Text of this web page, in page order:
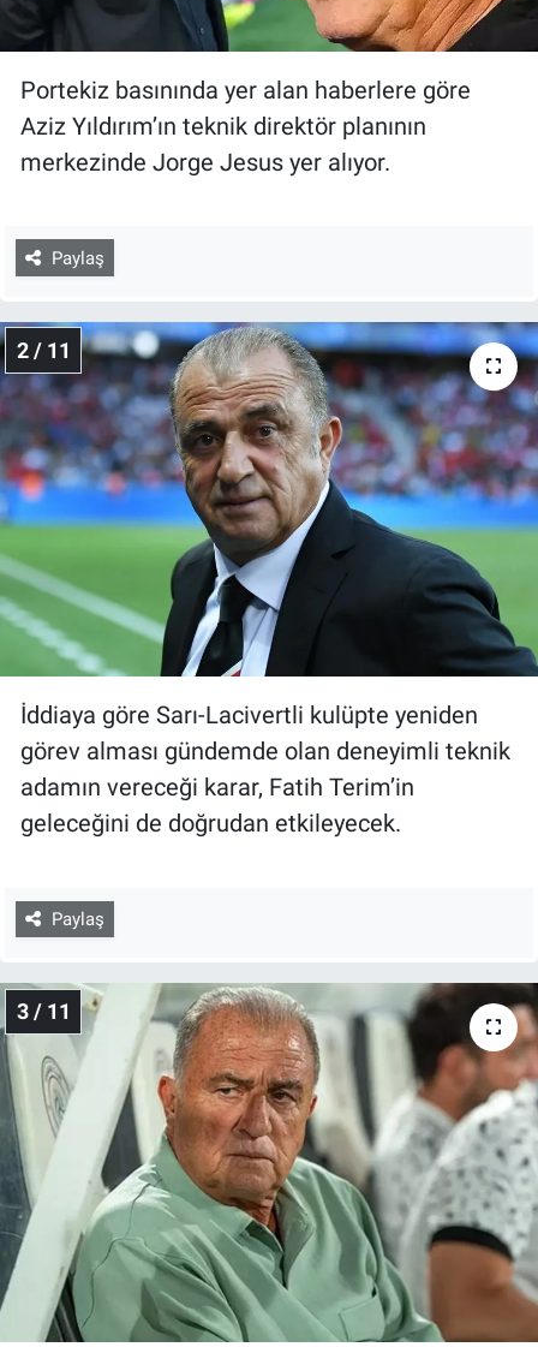
Portekiz basınında yer alan haberlere göre
Aziz Yıldırım’ın teknik direktör planının
merkezinde Jorge Jesus yer alıyor.
Paylaş
2 / 11
İddiaya göre Sarı-Lacivertli kulüpte yeniden
görev alması gündemde olan deneyimli teknik
adamın vereceği karar, Fatih Terim’in
geleceğini de doğrudan etkileyecek.
Paylaş
3 / 11